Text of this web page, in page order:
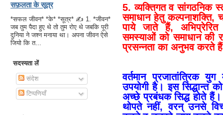
सफ़लता के सूत्र
*सफल जीवन* *के* *सूत्र* ✍ 1. *जीवन*
जब तुम पैदा हुए थे तो तुम रोए थे जबकि पूरी
दुनिया ने जश्न मनाया था। अपना जीवन ऐसे
जियो कि त...
सदस्यता लें
संदेश
टिप्पणियाँ
5. व्यक्तिगत व सांगठनिक
समाधान हेतु कल्पनाशक्ति,
पाये जाते हैं, अभिप्रेरित
समस्याओं को समाधान की
प्रसन्नता का अनुभव करते
वर्तमान प्रजातांत्रिक
उपयोगी है। इस सिद्धान्त
अच्छे प्रबंधक सिद्ध होते
थोपते नहीं, वरन् उनसे